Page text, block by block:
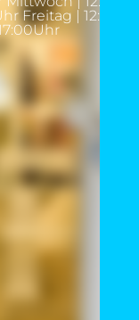
Freitag | 12:00-